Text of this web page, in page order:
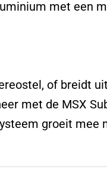
met een
of breidt
met de MSX
groeit mee